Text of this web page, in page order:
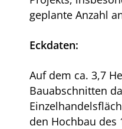
geplante Anzahl
Eckdaten:
Auf dem ca. 3,7
Bauabschnitten
den Hochbau des